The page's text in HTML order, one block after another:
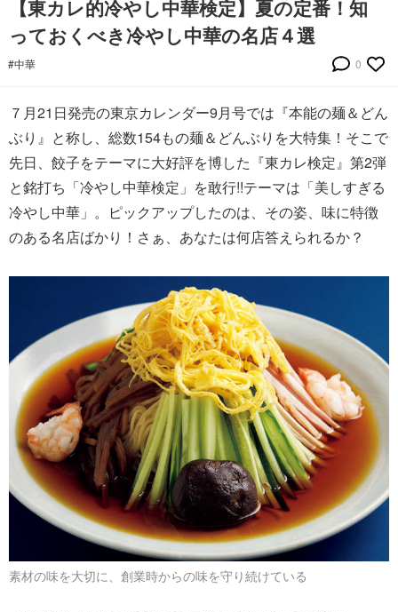
【東カレ的冷やし中華検定】夏の定番！知
っておくべき冷やし中華の名店４選
#中華 0
７月21日発売の東京カレンダー9月号では『本能の麺＆どん
ぶり』と称し、総数154もの麺＆どんぶりを大特集！そこで
先日、餃子をテーマに大好評を博した『東カレ検定』第2弾
と銘打ち「冷やし中華検定」を敢行!!テーマは「美しすぎる
冷やし中華」。ピックアップしたのは、その姿、味に特徴
のある名店ばかり！さぁ、あなたは何店答えられるか？
素材の味を大切に、創業時からの味を守り続けている